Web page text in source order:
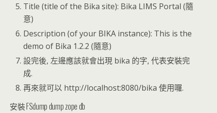
Title (title of the Bika site): Bika LIMS Portal (隨
意)
Description (of your BIKA instance): This is the
demo of Bika 1.2.2 (隨意)
設完後, 左邊應該就會出現 bika 的字, 代表安裝完
成.
再來就可以 http://localhost:8080/bika 使用囉.
安裝 FSdump dump zope db